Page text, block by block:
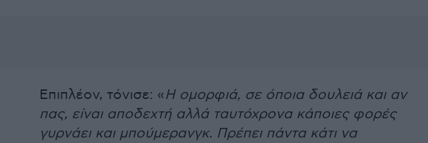
Επιπλέον, τόνισε: «Η ομορφιά, σε όποια δουλειά και αν
πας, είναι αποδεχτή αλλά ταυτόχρονα κάποιες φορές
γυρνάει και μπούμερανγκ. Πρέπει πάντα κάτι να